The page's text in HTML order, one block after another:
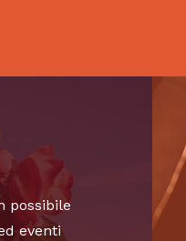
possibile
eventi